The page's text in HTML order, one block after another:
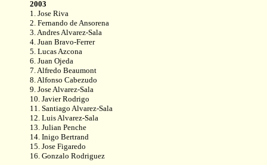
2003
1. Jose Riva
2. Fernando de Ansorena
3. Andres Alvarez-Sala
4. Juan Bravo-Ferrer
5. Lucas Azcona
6. Juan Ojeda
7. Alfredo Beaumont
8. Alfonso Cabezudo
9. Jose Alvarez-Sala
10. Javier Rodrigo
11. Santiago Alvarez-Sala
12. Luis Alvarez-Sala
13. Julian Penche
14. Inigo Bertrand
15. Jose Figaredo
16. Gonzalo Rodriguez